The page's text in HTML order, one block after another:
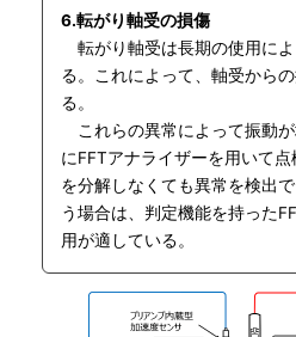
6.転がり軸受の損傷
転がり軸受は長期の使用に
る。これによって、軸受から
る。
これらの異常によって振動
にFFTアナライザーを用いて
を分解しなくても異常を検出
う場合は、判定機能を持った
用が適している。